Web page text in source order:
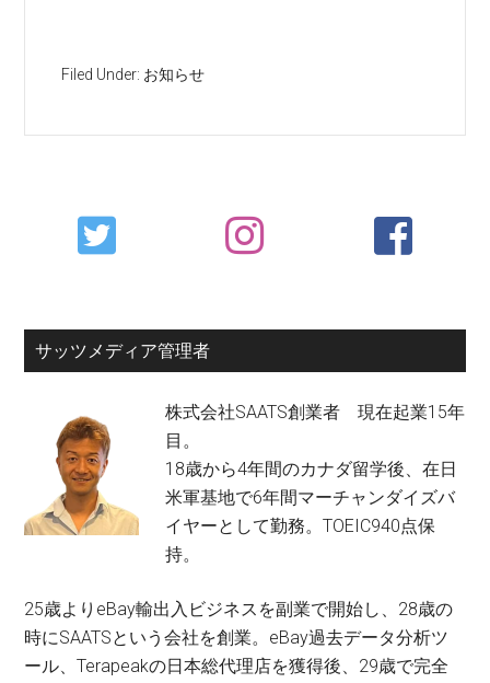
Filed Under: お知らせ
Primary
Sidebar
サッツメディア管理者
株式会社SAATS創業者 現在起業15年
目。
18歳から4年間のカナダ留学後、在日
米軍基地で6年間マーチャンダイズバ
イヤーとして勤務。TOEIC940点保
持。
25歳よりeBay輸出入ビジネスを副業で開始し、28歳の
時にSAATSという会社を創業。eBay過去データ分析ツ
ール、Terapeakの日本総代理店を獲得後、29歳で完全